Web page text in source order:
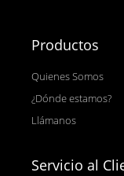
Productos
Quienes Somos
¿Dónde estamos?
Llámanos
Servicio al